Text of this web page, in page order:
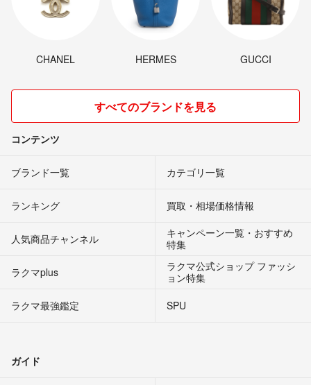
CHANEL HERMES GUCCI
すべてのブランドを見る
コンテンツ
ブランド一覧 カテゴリ一覧
ランキング 買取・相場価格情報
人気商品チャンネル
キャンペーン一覧・おすすめ
特集
ラクマplus
ラクマ公式ショップ ファッシ
ョン特集
ラクマ最強鑑定
SPU
ガイド